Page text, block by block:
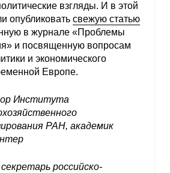
взгляды. И в этой
опубликовать свежую статью
в журнале «Проблемы
и посвященную вопросам
и экономического
Европе.
Института
РАН, академик
российско-